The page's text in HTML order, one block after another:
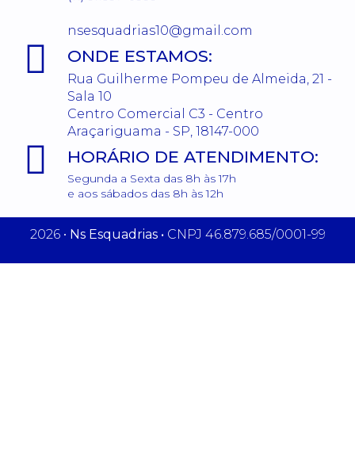
nsesquadrias10@gmail.com
ONDE ESTAMOS:
Rua Guilherme Pompeu de Almeida, 21 -
Sala 10
Centro Comercial C3 - Centro
Araçariguama - SP, 18147-000
HORÁRIO DE ATENDIMENTO:
Segunda a Sexta das 8h às 17h
e aos sábados das 8h às 12h
2026 • Ns Esquadrias •CNPJ 46.879.685/0001-99